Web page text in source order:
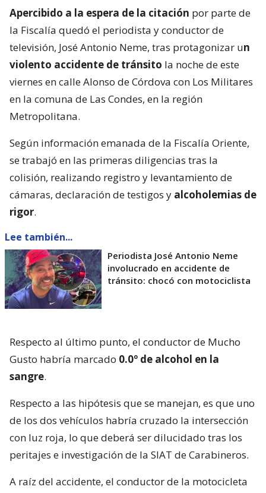
Apercibido a la espera de la citación por parte de
la Fiscalía quedó el periodista y conductor de
televisión, José Antonio Neme, tras protagonizar un
violento accidente de tránsito la noche de este
viernes en calle Alonso de Córdova con Los Militares
en la comuna de Las Condes, en la región
Metropolitana.
Según información emanada de la Fiscalía Oriente,
se trabajó en las primeras diligencias tras la
colisión, realizando registro y levantamiento de
cámaras, declaración de testigos y alcoholemias de
rigor.
Lee también...
Periodista José Antonio Neme
involucrado en accidente de
tránsito: chocó con motociclista
Respecto al último punto, el conductor de Mucho
Gusto habría marcado 0.0º de alcohol en la
sangre.
Respecto a las hipótesis que se manejan, es que uno
de los dos vehículos habría cruzado la intersección
con luz roja, lo que deberá ser dilucidado tras los
peritajes e investigación de la SIAT de Carabineros.
A raíz del accidente, el conductor de la motocicleta